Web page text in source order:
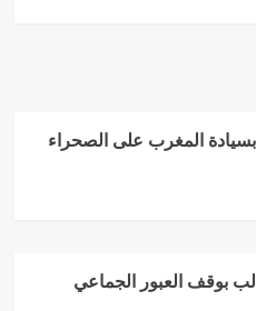
المغرب على الصحراء
بوقف العبور الجماعي